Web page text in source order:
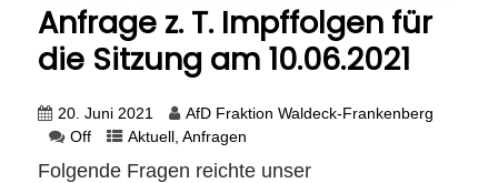
Anfrage z. T. Impffolgen für
die Sitzung am 10.06.2021
20. Juni 2021
AfD Fraktion Waldeck-Frankenberg
Off
Aktuell ,Anfragen
Folgende Fragen reichte unser